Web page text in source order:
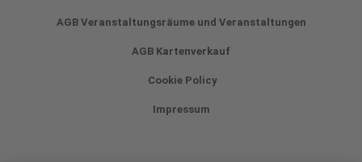
AGB Veranstaltungsräume und Veranstaltungen
AGB Kartenverkauf
Cookie Policy
Impressum